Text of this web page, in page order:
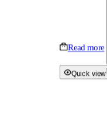
Read more
Quick view